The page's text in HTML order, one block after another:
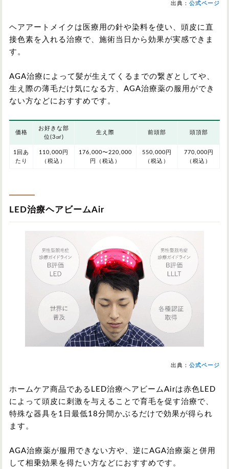
出典： 公式ページ
ヘアアートメイクは医療用の針や染料を使い、頭皮に直
接色素を入れる治療で、施術当日から効果が実感できま
す。
AGA治療によって髪が生えてくるまでの繋ぎとしてや、
生え際の薄毛だけ気になる方、AGA治療薬の服用ができ
ない方などにおすすめです。
価格
お好きな部
位(3㎠)
生え際 前頭部 頭頂部
1回あ
たり
110,000円
（税込）
176,000〜220,000
円（税込）
550,000円
（税込）
770,000円
（税込）
LED治療ヘアビームAir
出典： 公式ページ
ホームケア商品であるLED治療ヘアビームAirは赤色LED
によって頭皮に刺激を与えることで育毛を促す治療で、
特殊な器具を1日最低18分間かぶるだけで効果が得られ
ます。
AGA治療薬が服用できない方や、逆にAGA治療薬と併用
して相乗効果を得たい方などにおすすめです。